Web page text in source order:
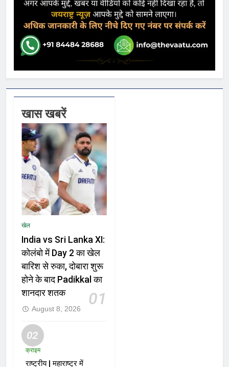
खास खबरें
खेल
India vs Sri Lanka XI:
कोलंबो में Day 2 का खेल
बारिश से रुका, दोबारा शुरू
होने के बाद Padikkal का
शानदार शतक
01
August 8, 2026
02
क्राइम
राष्ट्रीय | महाराष्ट्र में